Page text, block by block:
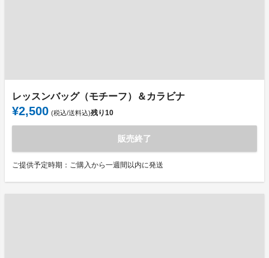
レッスンバッグ（モチーフ）＆カラビナ
¥2,500 (税込/送料込)残り10
販売終了
ご提供予定時期：ご購入から一週間以内に発送